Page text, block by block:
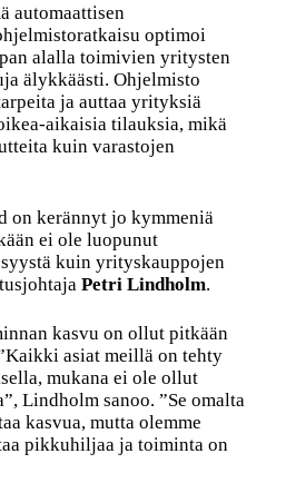
automaattisen
optimoi
alalla toimivien yritysten
älykkäästi. Ohjelmisto
ja auttaa yrityksiä
aikaisia tilauksia, mikä
kuin varastojen
on kerännyt jo kymmeniä
ei ole luopunut
kuin yrityskauppojen
Petri Lindholm.
kasvu on ollut pitkään
asiat meillä on tehty
mukana ei ole ollut
Lindholm sanoo. ”Se omalta
kasvua, mutta olemme
pikkuhiljaa ja toiminta on